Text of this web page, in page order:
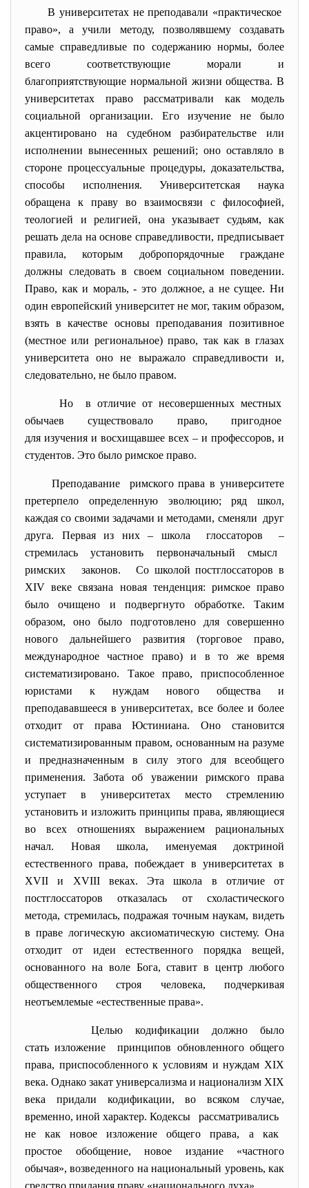
В университетах не преподавали «практическое
право», а учили методу, позволявшему создавать
самые справедливые по содержанию нормы, более
всего соответствующие морали и
благоприятствующие нормальной жизни общества. В
университетах право рассматривали как модель
социальной организации. Его изучение не было
акцентировано на судебном разбирательстве или
исполнении вынесенных решений; оно оставляло в
стороне процессуальные процедуры, доказательства,
способы исполнения. Университетская наука
обращена к праву во взаимосвязи с философией,
теологией и религией, она указывает судьям, как
решать дела на основе справедливости, предписывает
правила, которым добропорядочные граждане
должны следовать в своем социальном поведении.
Право, как и мораль, - это должное, а не сущее. Ни
один европейский университет не мог, таким образом,
взять в качестве основы преподавания позитивное
(местное или региональное) право, так как в глазах
университета оно не выражало справедливости и,
следовательно, не было правом.
Но в отличие от несовершенных местных
обычаев существовало право, пригодное
для изучения и восхищавшее всех – и профессоров, и
студентов. Это было римское право.
Преподавание римского права в университете
претерпело определенную эволюцию; ряд школ,
каждая со своими задачами и методами, сменяли друг
друга. Первая из них – школа глоссаторов –
стремилась установить первоначальный смысл
римских законов. Со школой постглоссаторов в
XIV веке связана новая тенденция: римское право
было очищено и подвергнуто обработке. Таким
образом, оно было подготовлено для совершенно
нового дальнейшего развития (торговое право,
международное частное право) и в то же время
систематизировано. Такое право, приспособленное
юристами к нуждам нового общества и
преподававшееся в университетах, все более и более
отходит от права Юстиниана. Оно становится
систематизированным правом, основанным на разуме
и предназначенным в силу этого для всеобщего
применения. Забота об уважении римского права
уступает в университетах место стремлению
установить и изложить принципы права, являющиеся
во всех отношениях выражением рациональных
начал. Новая школа, именуемая доктриной
естественного права, побеждает в университетах в
XVII и XVIII веках. Эта школа в отличие от
постглоссаторов отказалась от схоластического
метода, стремилась, подражая точным наукам, видеть
в праве логическую аксиоматическую систему. Она
отходит от идеи естественного порядка вещей,
основанного на воле Бога, ставит в центр любого
общественного строя человека, подчеркивая
неотъемлемые «естественные права».
Целью кодификации должно было
стать изложение принципов обновленного общего
права, приспособленного к условиям и нуждам XIX
века. Однако закат универсализма и национализм XIX
века придали кодификации, во всяком случае,
временно, иной характер. Кодексы рассматривались
не как новое изложение общего права, а как
простое обобщение, новое издание «частного
обычая», возведенного на национальный уровень, как
средство придания праву «национального духа».